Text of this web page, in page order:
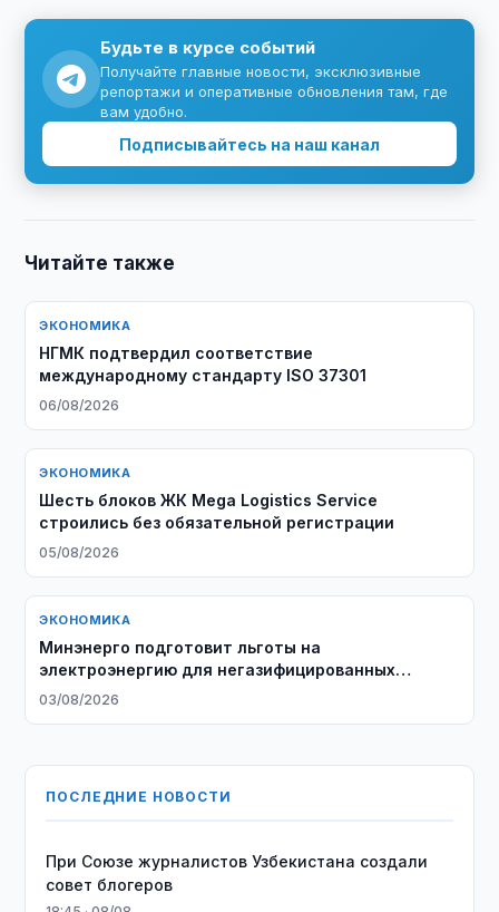
Будьте в курсе событий
Получайте главные новости, эксклюзивные
репортажи и оперативные обновления там, где
вам удобно.
Подписывайтесь на наш канал
Читайте также
ЭКОНОМИКА
НГМК подтвердил соответствие
международному стандарту ISO 37301
06/08/2026
ЭКОНОМИКА
Шесть блоков ЖК Mega Logistics Service
строились без обязательной регистрации
05/08/2026
ЭКОНОМИКА
Минэнерго подготовит льготы на
электроэнергию для негазифицированных
районов
03/08/2026
ПОСЛЕДНИЕ НОВОСТИ
При Союзе журналистов Узбекистана создали
совет блогеров